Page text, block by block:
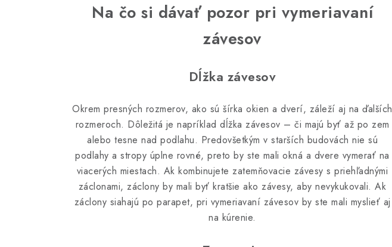
Na čo si dávať pozor pri vymeriavaní
závesov
Dĺžka závesov
Okrem presných rozmerov, ako sú šírka okien a dverí, záleží aj na ďalších
rozmeroch. Dôležitá je napríklad dĺžka závesov – či majú byť až po zem
alebo tesne nad podlahu. Predovšetkým v starších budovách nie sú
podlahy a stropy úplne rovné, preto by ste mali okná a dvere vymerať na
viacerých miestach. Ak kombinujete zatemňovacie závesy s priehľadnými
záclonami, záclony by mali byť kratšie ako závesy, aby nevykukovali. Ak
záclony siahajú po parapet, pri vymeriavaní závesov by ste mali myslieť aj
na kúrenie.